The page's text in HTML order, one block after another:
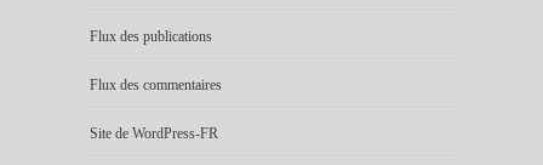
Flux des publications
Flux des commentaires
Site de WordPress-FR